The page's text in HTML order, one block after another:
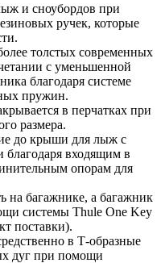
и сноубордов при
ручек, которые
толстых современных
с уменьшенной
благодаря системе
пружин.
в перчатках при
размера.
до крыши для лыж с
входящим в
опорам для
на багажнике, а багажник
системы Thule One Key
поставки).
в Т-образные
дуг при помощи